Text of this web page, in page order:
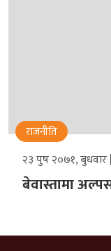
राजनीति
२३ पुष २०७१, बुधवार
बेवास्तामा